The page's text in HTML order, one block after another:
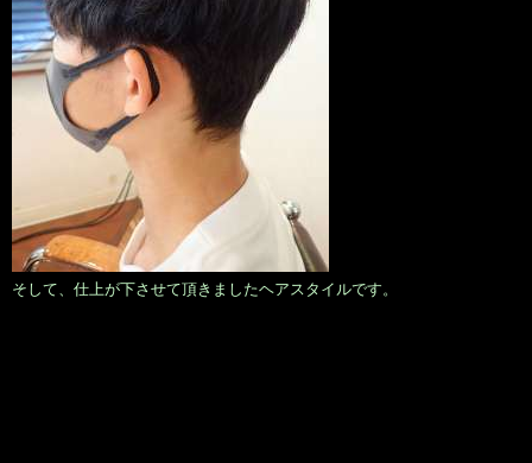
そして、仕上が下させて頂きましたヘアスタイルです。